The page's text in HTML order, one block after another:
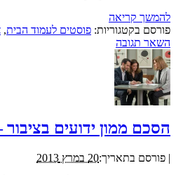
להמשך קריאה
פורסם בקטגוריות: פוסטים לעמוד הבית,
השאר תגובה
הסכם ממון ידועים
| פורסם בתאריך:20 במרץ 2013